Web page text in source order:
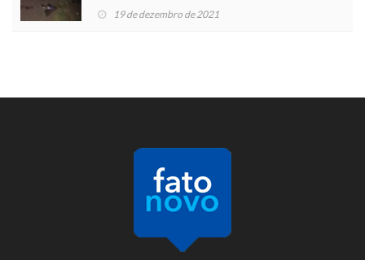
19 de dezembro de 2021